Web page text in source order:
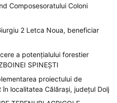
Composesoratului Coloni
2 Letca Noua, beneficiar
a potențialului forestier
SPINEȘTI
proiectului de
localitatea Călărași, județul Dolj